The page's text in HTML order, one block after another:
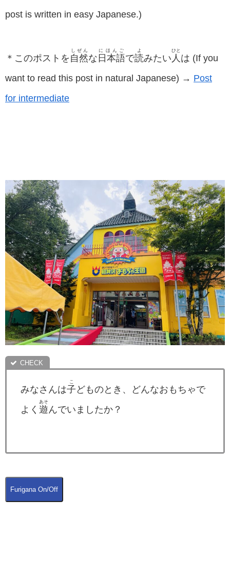
post is written in easy Japanese.)
＊このポストを 自然
しぜん
な 日本語
にほんご
で読
よ
みたい 人
ひと
は (If you
want to read this post in natural Japanese) → Post
for intermediate
みなさんは子
こ
どものとき、どんなおもちゃで
よく 遊
あそ
んでいましたか？
Furigana On/Off